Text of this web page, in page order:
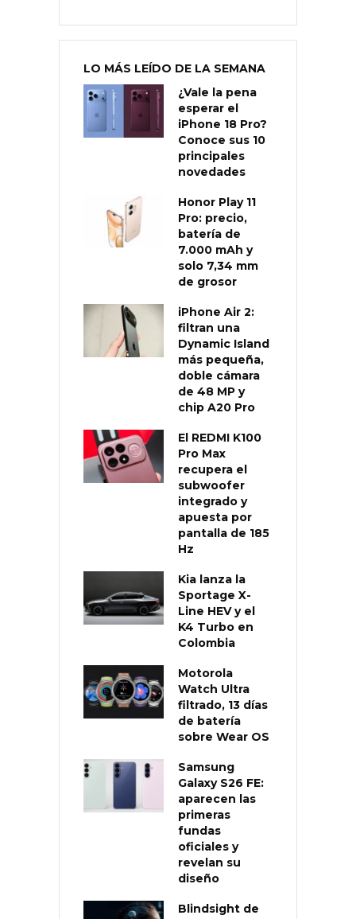
LO MÁS LEÍDO DE LA SEMANA
¿Vale la pena
esperar el
iPhone 18 Pro?
Conoce sus 10
principales
novedades
Honor Play 11
Pro: precio,
batería de
7.000 mAh y
solo 7,34 mm
de grosor
iPhone Air 2:
filtran una
Dynamic Island
más pequeña,
doble cámara
de 48 MP y
chip A20 Pro
El REDMI K100
Pro Max
recupera el
subwoofer
integrado y
apuesta por
pantalla de 185
Hz
Kia lanza la
Sportage X-
Line HEV y el
K4 Turbo en
Colombia
Motorola
Watch Ultra
filtrado, 13 días
de batería
sobre Wear OS
Samsung
Galaxy S26 FE:
aparecen las
primeras
fundas
oficiales y
revelan su
diseño
Blindsight de